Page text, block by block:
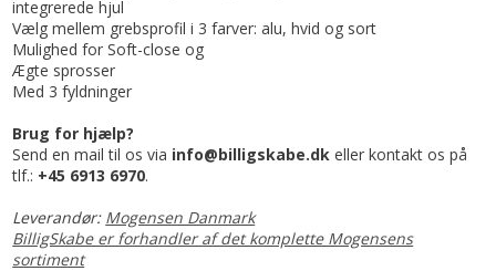
integrerede hjul
Vælg mellem grebsprofil i 3 farver: alu, hvid og sort
Mulighed for Soft-close og
Ægte sprosser
Med 3 fyldninger
Brug for hjælp?
Send en mail til os via info@billigskabe.dk eller kontakt os på
tlf.: +45 6913 6970.
Leverandør: Mogensen Danmark
BilligSkabe er forhandler af det komplette Mogensens
sortiment